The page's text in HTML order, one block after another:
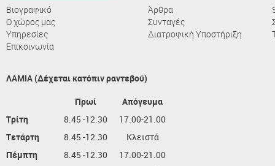
Βιογραφικό Άρθρα
Ο χώρος μας
Συνταγές
Υπηρεσίες
Διατροφική Υποστήριξη
Επικοινωνία
ΛΑΜΙΑ (Δέχεται κατόπιν ραντεβού)
Πρωί
Απόγευμα
Τρίτη
8.45 -12.30
17.00-21.00
Τετάρτη
8.45 -12.30
Κλειστά
Πέμπτη
8.45 -12.30
17.00-21.00